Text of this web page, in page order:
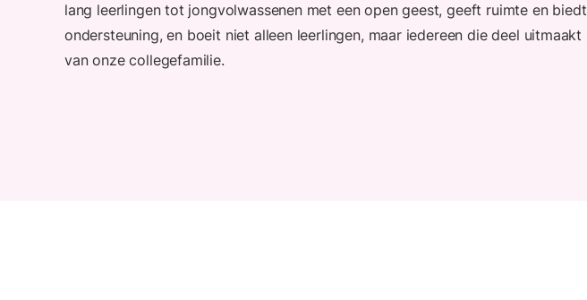
lang leerlingen tot jongvolwassenen met een open geest, geeft ruimte en biedt
ondersteuning, en boeit niet alleen leerlingen, maar iedereen die deel uitmaakt
van onze collegefamilie.